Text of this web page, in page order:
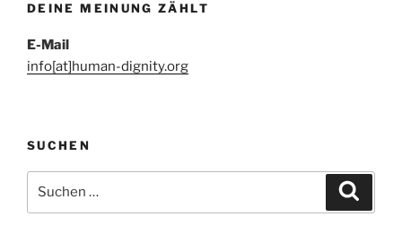
DEINE MEINUNG ZÄHLT
E-Mail
info[at]human-dignity.org
SUCHEN
nach: